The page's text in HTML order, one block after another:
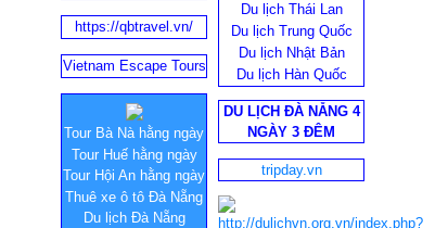
Du lịch Thái Lan
Du lịch Trung Quốc
Du lịch Nhật Bản
Du lịch Hàn Quốc
https://qbtravel.vn/
Vietnam Escape Tours
Tour Bà Nà hằng ngày
Tour Huế hằng ngày
Tour Hội An hằng ngày
Thuê xe ô tô Đà Nẵng
Du lịch Đà Nẵng
DU LỊCH ĐÀ NẴNG 4
NGÀY 3 ĐÊM
tripday.vn